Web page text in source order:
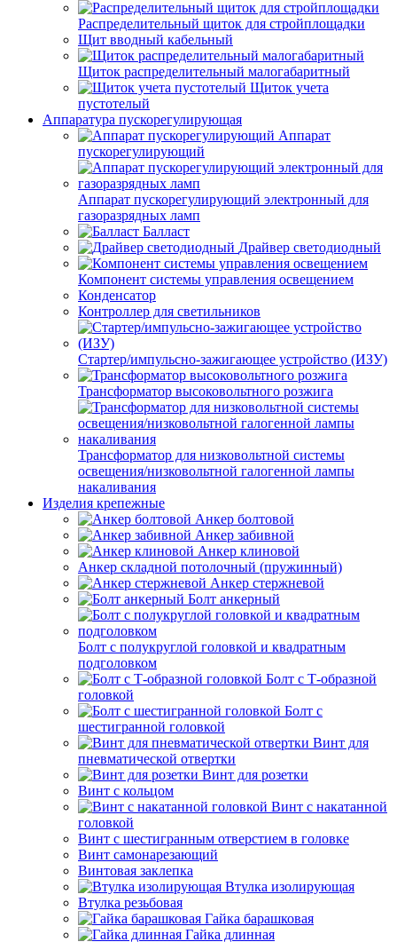
Распределительный щиток для стройплощадки
Щит вводный кабельный
Щиток распределительный малогабаритный
Щиток учета
пустотелый
Аппаратура пускорегулирующая
Аппарат
пускорегулирующий
Аппарат пускорегулирующий электронный для
газоразрядных ламп
Балласт
Драйвер светодиодный
Компонент системы управления освещением
Конденсатор
Контроллер для светильников
Стартер/импульсно-зажигающее устройство (ИЗУ)
Трансформатор высоковольтного розжига
Трансформатор для низковольтной системы
освещения/низковольтной галогенной лампы
накаливания
Изделия крепежные
Анкер болтовой
Анкер забивной
Анкер клиновой
Анкер складной потолочный (пружинный)
Анкер стержневой
Болт анкерный
Болт с полукруглой головкой и квадратным
подголовком
Болт с Т-образной
головкой
Болт с
шестигранной головкой
Винт для
пневматической отвертки
Винт для розетки
Винт с кольцом
Винт с накатанной
головкой
Винт с шестигранным отверстием в головке
Винт самонарезающий
Винтовая заклепка
Втулка изолирующая
Втулка резьбовая
Гайка барашковая
Гайка длинная